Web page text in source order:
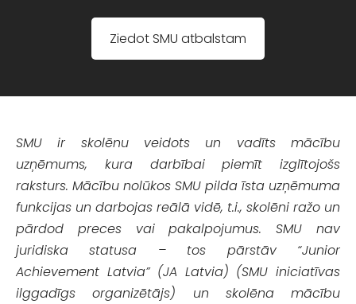
Ziedot SMU atbalstam
SMU ir skolēnu veidots un vadīts mācību
uzņēmums, kura darbībai piemīt izglītojošs
raksturs. Mācību nolūkos SMU pilda īsta uzņēmuma
funkcijas un darbojas reālā vidē, t.i., skolēni ražo un
pārdod preces vai pakalpojumus. SMU nav
juridiska statusa – tos pārstāv “Junior
Achievement Latvia” (JA Latvia) (SMU iniciatīvas
ilggadīgs organizētājs) un skolēna mācību